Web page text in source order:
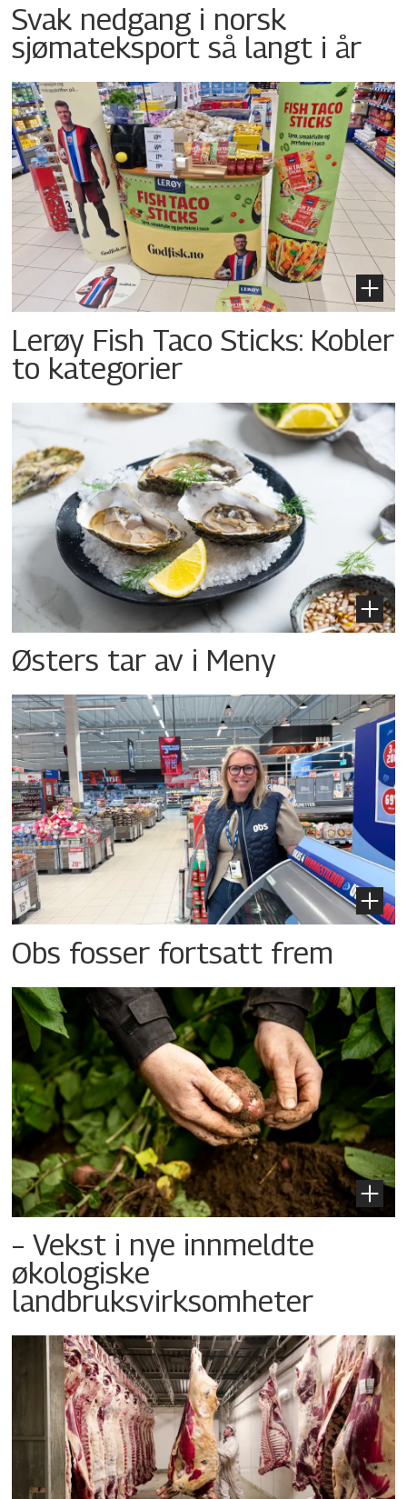
Svak nedgang i norsk
sjømateksport så langt i år
Lerøy Fish Taco Sticks: Kobler
to kategorier
Østers tar av i Meny
Obs fosser fortsatt frem
– Vekst i nye innmeldte
økologiske
landbruksvirksomheter